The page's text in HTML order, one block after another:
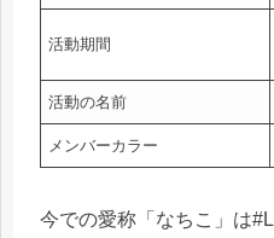
活動期間
活動の名前
メンバーカラー
今での愛称「なちこ」は